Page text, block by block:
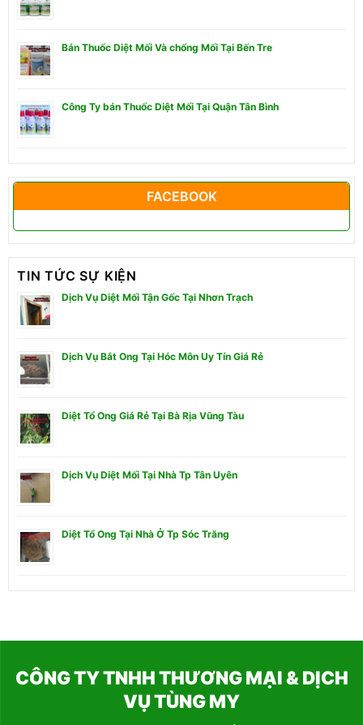
Bán Thuốc Diệt Mối Và chống Mối Tại Bến Tre
Công Ty bán Thuốc Diệt Mối Tại Quận Tân Bình
FACEBOOK
TIN TỨC SỰ KIỆN
Dịch Vụ Diệt Mối Tận Gốc Tại Nhơn Trạch
Dịch Vụ Bắt Ong Tại Hóc Môn Uy Tín Giá Rẻ
Diệt Tổ Ong Giá Rẻ Tại Bà Rịa Vũng Tàu
Dịch Vụ Diệt Mối Tại Nhà Tp Tân Uyên
Diệt Tổ Ong Tại Nhà Ở Tp Sóc Trăng
CÔNG TY TNHH THƯƠNG MẠI & DỊCH
VỤ TÙNG MY